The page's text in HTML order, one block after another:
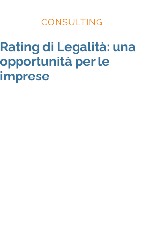
CONSULTING
Rating di Legalità: una
opportunità per le
imprese